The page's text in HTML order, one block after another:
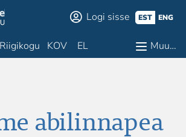
Logi sisse EST ENG
Riigikogu KOV EL Muu…
abilinnapea